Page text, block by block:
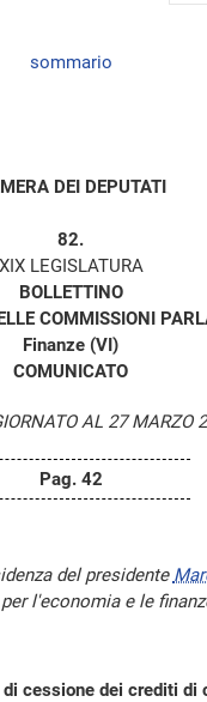
sommario
DEI DEPUTATI
82.
XIX LEGISLATURA
BOLLETTINO
COMMISSIONI
Finanze (VI)
COMUNICATO
AL 27 MARZO
Pag. 42
del presidente
l'economia e le
cessione dei crediti di